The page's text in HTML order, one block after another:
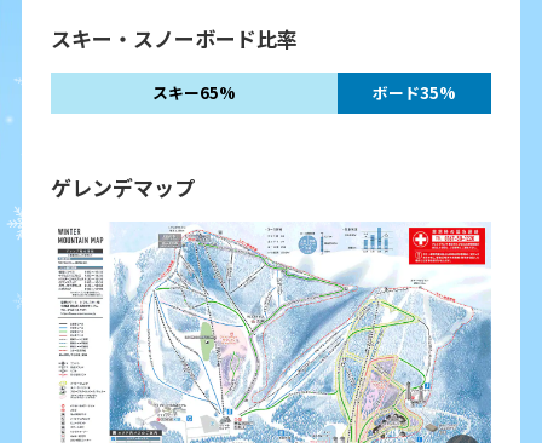
スキー・スノーボード比率
スキー65% ボード35%
ゲレンデマップ